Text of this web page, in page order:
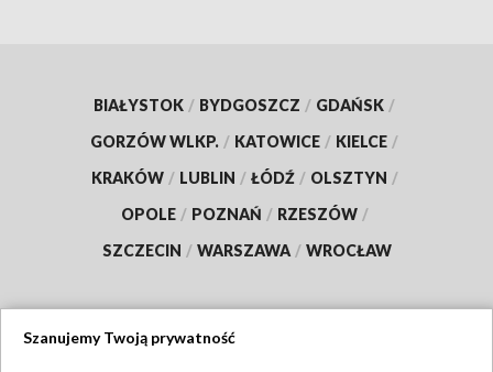
BIAŁYSTOK / BYDGOSZCZ / GDAŃSK /
GORZÓW WLKP. / KATOWICE / KIELCE /
KRAKÓW / LUBLIN / ŁÓDŹ / OLSZTYN /
OPOLE / POZNAŃ / RZESZÓW /
SZCZECIN / WARSZAWA / WROCŁAW
Szanujemy Twoją prywatność